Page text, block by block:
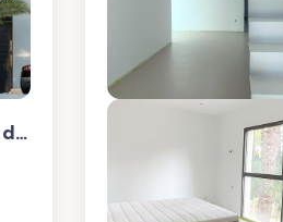
SANTA PONSA – Villa de Lujo de Obra Nueva con Piscina y Garaje para 5 Coches